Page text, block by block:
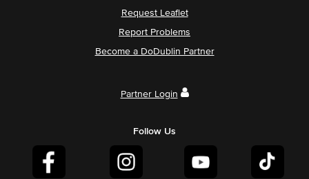
Request Leaflet
Report Problems
Become a DoDublin Partner
Partner Login
Follow Us